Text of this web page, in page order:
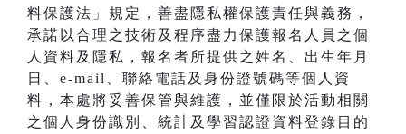
料保護法」規定，善盡隱私權保護責任與義務，
承諾以合理之技術及程序盡力保護報名人員之個
人資料及隱私，報名者所提供之姓名、出生年月
日、e-mail、聯絡電話及身份證號碼等個人資
料，本處將妥善保管與維護，並僅限於活動相關
之個人身份識別、統計及學習認證資料登錄目的